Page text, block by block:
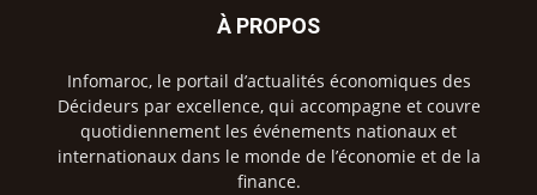
À PROPOS
Infomaroc, le portail d’actualités économiques des
Décideurs par excellence, qui accompagne et couvre
quotidiennement les événements nationaux et
internationaux dans le monde de l’économie et de la
finance.